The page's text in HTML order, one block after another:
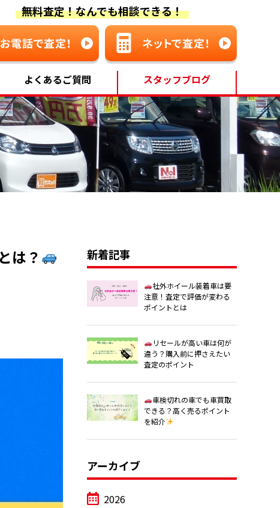
無料査定！なんでも相談できる！
よくあるご質問 スタッフブログ
は？ 新着記事
社外ホイール装着車は要
注意！査定で評価が変わる
ポイントとは
リセールが高い車は何が
違う？購入前に押さえたい
査定のポイント
車検切れの車でも車買取
できる？高く売るポイント
を紹介
アーカイブ
2026